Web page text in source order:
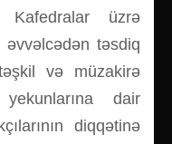
üzrə
əvvəlcədən təsdiq
və müzakirə
dair
diqqətinə